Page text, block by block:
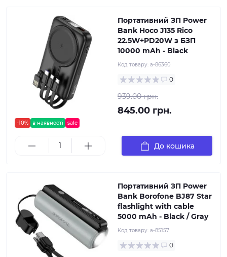
-10% в наявності sale
Портативний ЗП Power
Bank Hoco J135 Rico
22.5W+PD20W з БЗП
10000 mAh - Black
Код товару: a-86360
0
939.00 грн.
845.00 грн.
До кошика
Портативний ЗП Power
Bank Borofone BJ87 Star
flashlight with cable
5000 mAh - Black / Gray
Код товару: a-85157
0